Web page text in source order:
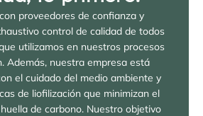
proveedores de confianza y
control de calidad de todos
utilizamos en nuestros procesos
Además, nuestra empresa está
el cuidado del medio ambiente y
de liofilización que minimizan el
de carbono. Nuestro objetivo